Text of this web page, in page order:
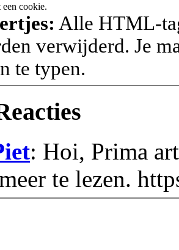
cookie.
Alle HTML-
verwijderd. Je
te typen.
: Hoi, Prima
te lezen.